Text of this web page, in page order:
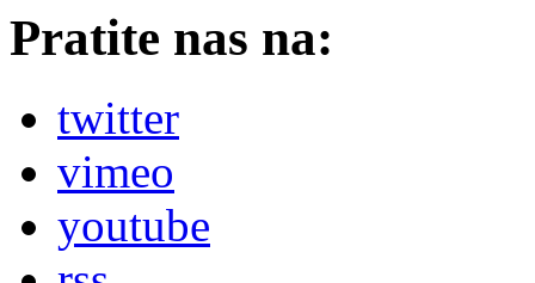
Pratite nas na:
twitter
vimeo
youtube